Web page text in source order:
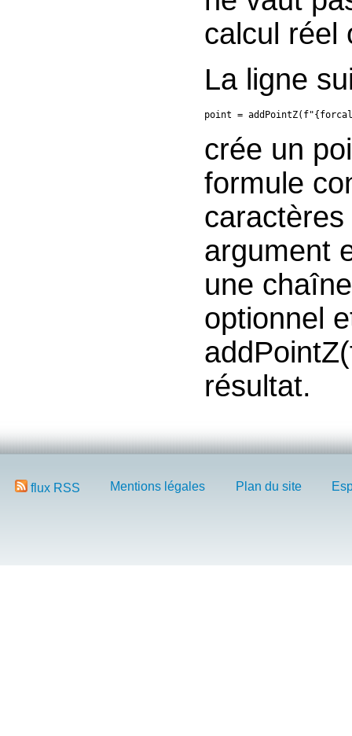
calcul réel
La ligne
point =
crée un
formule
argument
une
optionnel
résultat.
flux RSS Mentions légales Plan du site